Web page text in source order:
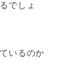
でしょ
いるのか